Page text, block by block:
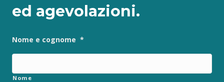
ed agevolazioni.
Nome e cognome *
Nome